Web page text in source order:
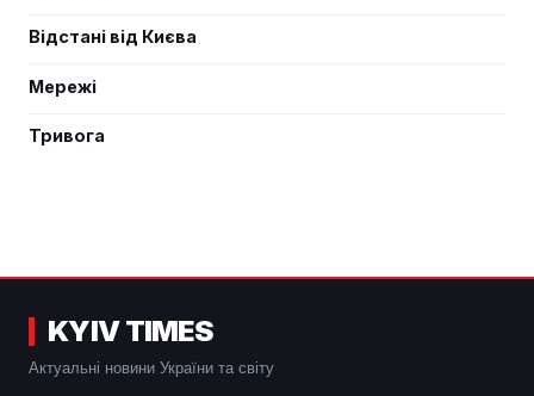
Відстані від Києва
Мережі
Тривога
KYIV TIMES
Актуальні новини України та світу